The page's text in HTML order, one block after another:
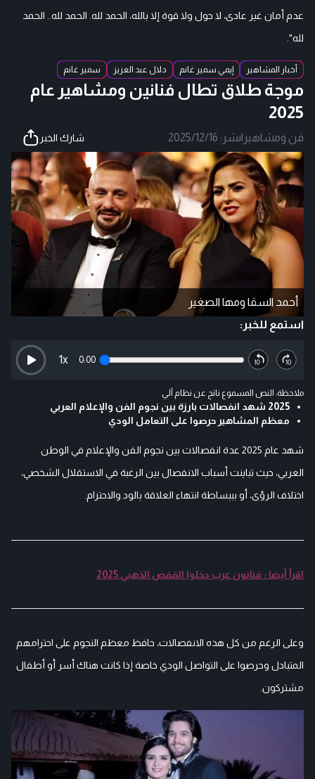
عدم أمان غير عادى، لا حول ولا قوة إلا بالله، الحمد لله. الحمد لله.. الحمد
لله".
أخبار المشاهير إيمي سمير غانم دلال عبد العزيز سمير غانم
موجة طلاق تطال فنانين ومشاهير عام
2025
فن ومشاهير |نشر: 2025/12/16 شارك الخبر
أحمد السقا ومها الصغير
استمع للخبر:
0:00
1x
ملاحظة: النص المسموع ناتج عن نظام آلي
2025 شهد انفصالات بارزة بين نجوم الفن والإعلام العربي
معظم المشاهير حرصوا على التعامل الودي
شهد عام 2025 عدة انفصالات بين نجوم الفن والإعلام في الوطن
العربي، حيث تباينت أسباب الانفصال بين الرغبة في الاستقلال الشخصي،
اختلاف الرؤى، أو بببساطة انتهاء العلاقة بالود والاحترام.
اقرأ أيضا : فنانون عرب دخلوا القفص الذهبي 2025
وعلى الرغم من كل هذه الانفصالات، حافظ معظم النجوم على احترامهم
المتبادل وحرصوا على التواصل الودي خاصة إذا كانت هناك أسر أو أطفال
مشتركون.